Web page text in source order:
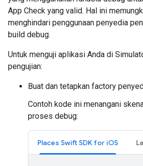
App Check yang valid. Hal ini
menghindari penggunaan penyedia
build debug.
Untuk menguji aplikasi Anda di
pengujian:
Buat dan tetapkan factory
Contoh kode ini menangani
proses debug:
Places Swift SDK for iOS